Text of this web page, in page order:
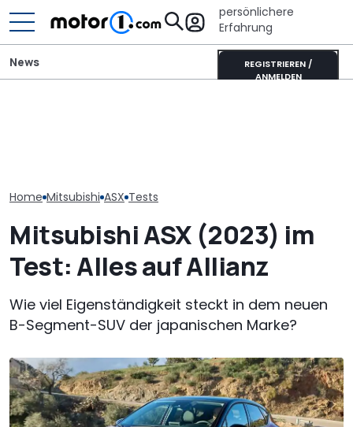
persönlichere
Erfahrung
REGISTRIEREN /
ANMELDEN
News
Home Mitsubishi ASX Tests
Mitsubishi ASX (2023) im
Test: Alles auf Allianz
Wie viel Eigenständigkeit steckt in dem neuen
B-Segment-SUV der japanischen Marke?